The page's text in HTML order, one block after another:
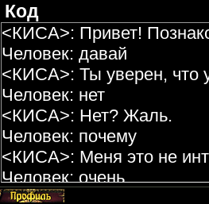
Код
<КИСА>: Привет!
Человек: давай
<КИСА>: Ты уверен, что
Человек: нет
<КИСА>: Нет? Жаль.
Человек: почему
<КИСА>: Меня это не
Человек: очень
<КИСА>: Знаешь, мне